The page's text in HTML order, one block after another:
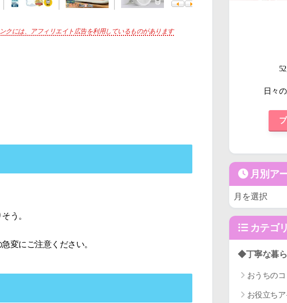
クには、アフィリエイト広告を利用しているものがあります
う。
変にご注意ください。
日々
月別ア
カテゴ
◆丁寧な暮
おうちのコ
お役立ち